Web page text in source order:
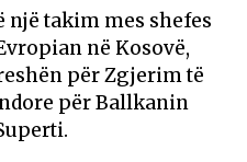
një takim mes shefes
në Kosovë,
për Zgjerim të
për Ballkanin